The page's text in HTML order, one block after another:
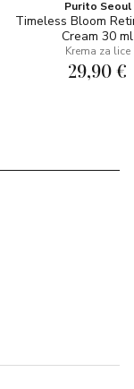
Purito Seoul
Timeless Bloom
Cream 30 ml
Krema za lice
29,90 €